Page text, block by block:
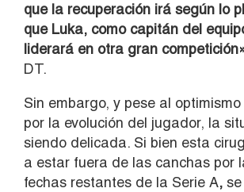
que la recuperación irá según lo
que Luka, como capitán del
liderará en otra gran
DT.
Sin embargo, y pese al
por la evolución del jugador, la
siendo delicada. Si bien esta
a estar fuera de las canchas por
fechas restantes de la Serie A,